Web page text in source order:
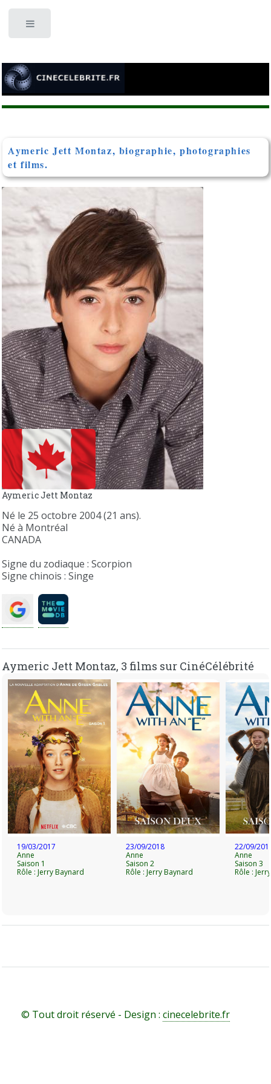
Aymeric Jett Montaz, biographie, photographies
et films.
Aymeric Jett Montaz
Né le 25 octobre 2004 (21 ans).
Né à Montréal
CANADA
Signe du zodiaque : Scorpion
Signe chinois : Singe
Aymeric Jett Montaz, 3 films sur CinéCélébrité
19/03/2017
Anne
Saison 1
Rôle : Jerry Baynard
23/09/2018
Anne
Saison 2
Rôle : Jerry Baynard
22/09/
Anne
Saison 3
Rôle :
© Tout droit réservé - Design :cinecelebrite.fr